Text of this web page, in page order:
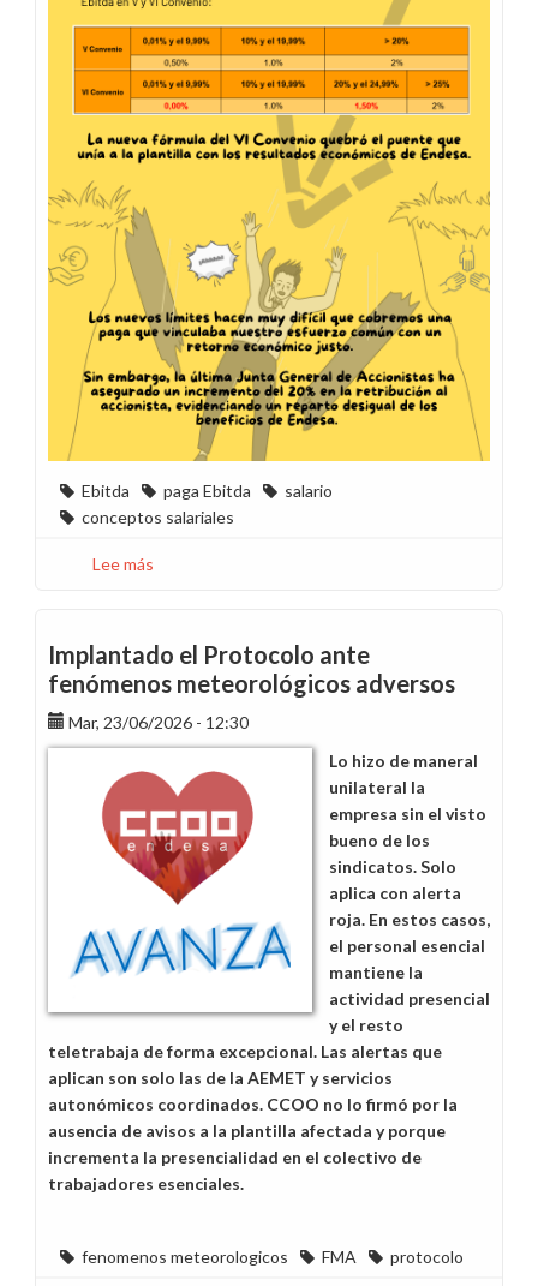
Ebitda paga Ebitda
salario
conceptos salariales
Lee más
la
Paga
Ebitda
y
por
qué
la
cobramos
en
2026?
Implantado el Protocolo ante
fenómenos meteorológicos adversos
Mar, 23/06/2026 - 12:30
Lo hizo de maneral
unilateral la
empresa sin el visto
bueno de los
sindicatos. Solo
aplica con alerta
roja. En estos casos,
el personal esencial
mantiene la
actividad presencial
y el resto
teletrabaja de forma excepcional. Las alertas que
aplican son solo las de la AEMET y servicios
autonómicos coordinados. CCOO no lo firmó por la
ausencia de avisos a la plantilla afectada y porque
incrementa la presencialidad en el colectivo de
trabajadores esenciales.
fenomenos meteorologicos FMA protocolo